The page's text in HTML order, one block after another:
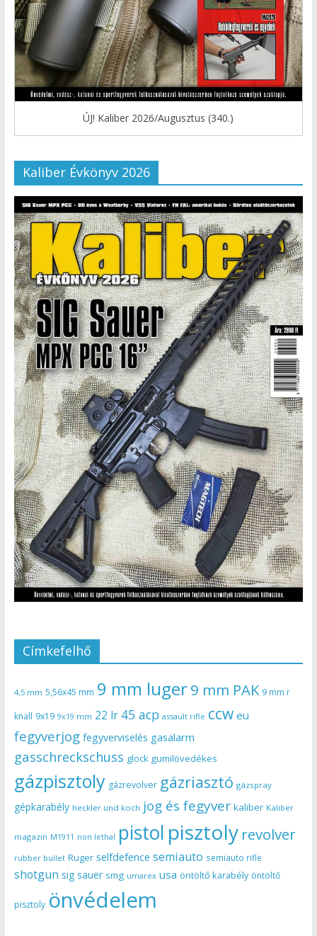
ÚJ! Kaliber 2026/Augusztus (340.)
Kaliber Évkönyv 2026
Címkefelhő
4,5 mm 5,56x45 mm 9 mm luger9 mm PAK 9 mm r
knall 9x19 9x19 mm 22 lr 45 acp assault rifle ccw eu
fegyverjog fegyverviselés gasalarm
gasschreckschuss glock gumilövedékes
gázpisztoly gázrevolver gázriasztó gázspray
gépkarabély heckler und koch jog és fegyver kaliber Kaliber
magazin M1911 non lethal pistol pisztoly revolver
rubber bullet Ruger selfdefence semiauto semiauto rifle
shotgun sig sauer smg umarex usa öntöltő karabély öntöltő
pisztoly önvédelem